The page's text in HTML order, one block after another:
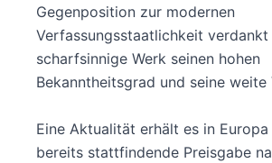
Gegenposition zur modernen
Verfassungsstaatlichkeit verdankt
scharfsinnige Werk seinen hohen
Bekanntheitsgrad und seine weite
Eine Aktualität erhält es in
bereits stattfindende Preisgabe